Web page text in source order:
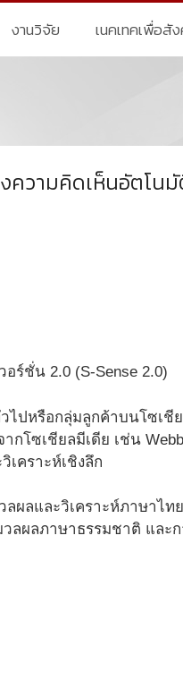
งานวิจัย เนคเทคเพื่อสั
งความคิดเห็นอัตโน
ร์ชั่น 2.0 (S-Sense 2.0)
ไปหรือกลุ่มลูกค้าบนโซเ
ซเชียลมีเดีย เช่น
เคราะห์เชิงลึก
ลผลและวิเคราะห์ภาษาไ
ผลภาษาธรรมชาติ และก